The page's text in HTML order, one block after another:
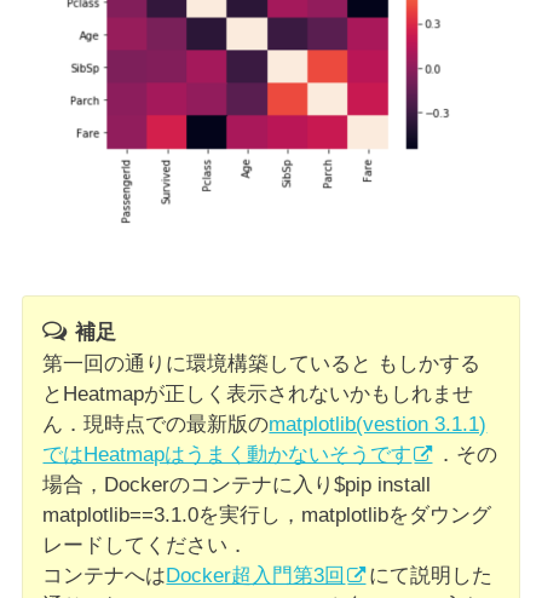
補足
第一回の通りに環境構築していると もしかする
とHeatmapが正しく表示されないかもしれませ
ん．現時点での最新版のmatplotlib(vestion 3.1.1)
ではHeatmapはうまく動かないそうです
．その
場合，Dockerのコンテナに入り$pip install
matplotlib==3.1.0を実行し，matplotlibをダウング
レードしてください．
コンテナへはDocker超入門第3回
にて説明した